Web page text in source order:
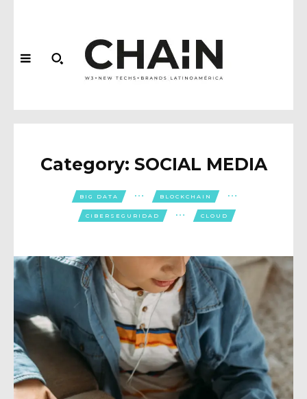
Category: SOCIAL MEDIA
BIG DATA BLOCKCHAIN
CIBERSEGURIDAD CLOUD